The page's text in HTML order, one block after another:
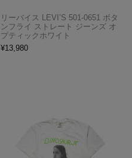
リーバイス LEVI’S 501-0651 ボタ
ンフライ ストレート ジーンズ オ
プティックホワイト
¥13,980